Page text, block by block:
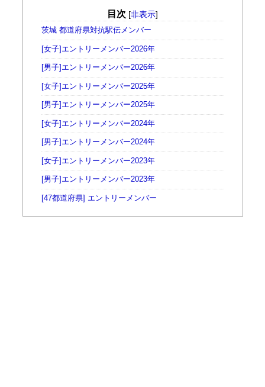
目次 [非表示]
茨城 都道府県対抗駅伝メンバー
[女子]エントリーメンバー2026年
[男子]エントリーメンバー2026年
[女子]エントリーメンバー2025年
[男子]エントリーメンバー2025年
[女子]エントリーメンバー2024年
[男子]エントリーメンバー2024年
[女子]エントリーメンバー2023年
[男子]エントリーメンバー2023年
[47都道府県] エントリーメンバー